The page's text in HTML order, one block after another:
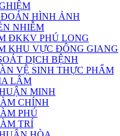
HÌNH ẢNH
NHIỄM
ĐKKV PHÚ LONG
KHU VỰC ĐÔNG GIANG
DỊCH BỆNH
VỆ SINH THỰC PHẨM
LÂM
MINH
CHÍNH
PHÚ
TRÍ